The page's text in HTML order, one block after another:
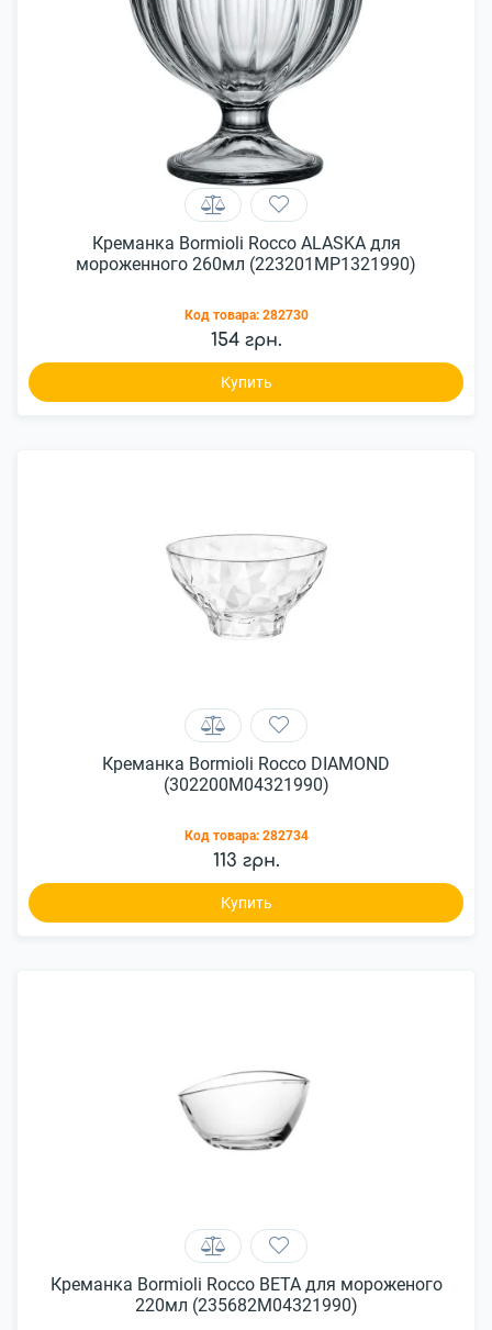
Креманка Bormioli Rocco ALASKA для
мороженного 260мл (223201MP1321990)
Код товара: 282730
154 грн.
Купить
Креманка Bormioli Rocco DIAMOND
(302200M04321990)
Код товара: 282734
113 грн.
Купить
Креманка Bormioli Rocco BETA для мороженого
220мл (235682M04321990)